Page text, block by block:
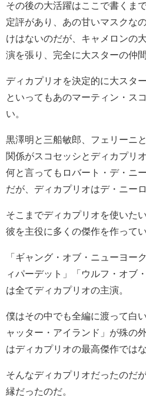
その後の大活躍はここで書くま
定評があり、あの甘いマスクな
けはないのだが、キャメロンの
演を張り、完全に大スターの仲
ディカプリオを決定的に大スタ
といってもあのマーティン・ス
い。
黒澤明と三船敏郎、フェリーニ
関係がスコセッシとディカプリ
何と言ってもロバート・デ・ニ
だが、ディカプリオはデ・ニー
そこまでディカプリオを使いた
彼を主役に多くの傑作を作ってい
「ギャング・オブ・ニューヨー
ィパーデット」「ウルフ・オブ
は全てディカプリオの主演。
僕はその中でも全編に渡って白
ャッター・アイランド」が殊の
はディカプリオの最高傑作では
そんなディカプリオだったのだ
縁だったのだ。